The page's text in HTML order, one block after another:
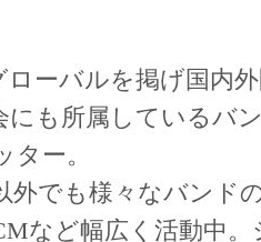
ローバルを掲げ国内
にも所属しているバ
ター。
外でも様々なバンド
など幅広く活動中。